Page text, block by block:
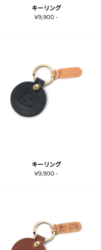
キーリング
¥9,900 -
キーリング
¥9,900 -